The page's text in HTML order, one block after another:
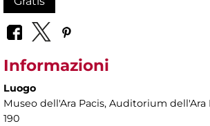
Informazioni
Luogo
Museo dell'Ara Pacis, Auditorium dell'Ara
190